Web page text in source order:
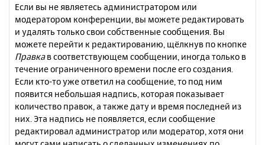
Если вы не являетесь администратором или
модератором конференции, вы можете редактировать
и удалять только свои собственные сообщения. Вы
можете перейти к редактированию, щёлкнув по кнопке
Правкав соответствующем сообщении, иногда только в
течение ограниченного времени после его создания.
Если кто-то уже ответил на сообщение, то под ним
появится небольшая надпись, которая показывает
количество правок, а также дату и время последней из
них. Эта надпись не появляется, если сообщение
редактировал администратор или модератор, хотя они